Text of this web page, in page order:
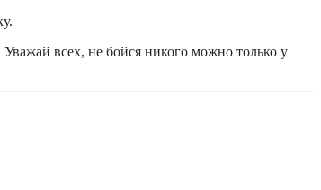
всех, не бойся никого можно только у